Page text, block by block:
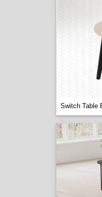
Switch Table